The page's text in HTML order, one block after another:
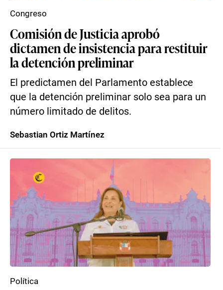
Comisión de Justicia aprobó
dictamen de insistencia para restituir
la detención preliminar
El predictamen del Parlamento establece
que la detención preliminar solo sea para un
número limitado de delitos.
Congreso
Sebastian Ortiz Martínez
Política